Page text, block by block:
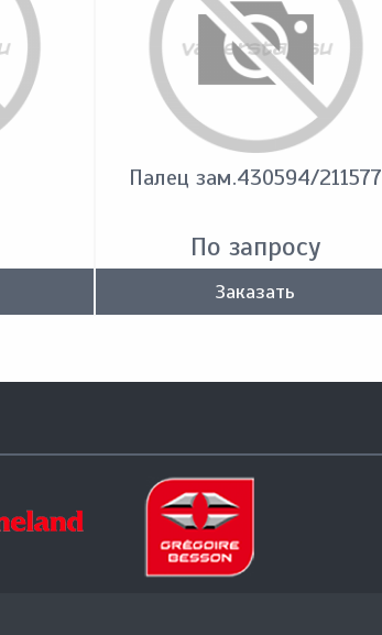
Палец зам.430594/211577
По запросу
Заказать